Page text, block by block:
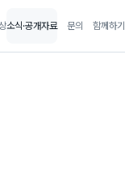
소식·공개자료 문의 함께하기